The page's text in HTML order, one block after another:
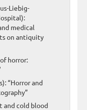
Liebig-
medical
on antiquity
horror:
“Horror and
and cold blood